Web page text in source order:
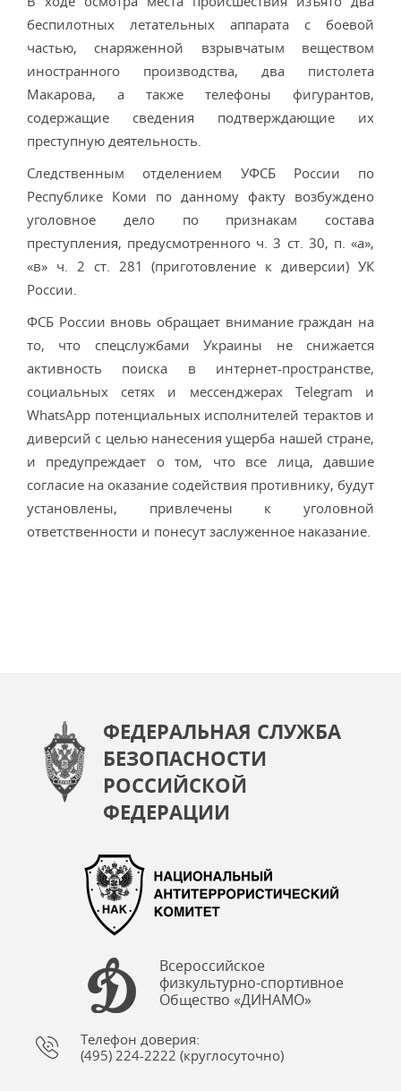
беспилотных летательных аппарата с боевой
частью, снаряженной взрывчатым веществом
иностранного производства, два пистолета
Макарова, а также телефоны фигурантов,
содержащие сведения подтверждающие их
преступную деятельность.
Следственным отделением УФСБ России по
Республике Коми по данному факту возбуждено
уголовное дело по признакам состава
преступления, предусмотренного ч. 3 ст. 30, п. «а»,
«в» ч. 2 ст. 281 (приготовление к диверсии) УК
России.
ФСБ России вновь обращает внимание граждан на
то, что спецслужбами Украины не снижается
активность поиска в интернет-пространстве,
социальных сетях и мессенджерах Telegram и
WhatsApp потенциальных исполнителей терактов и
диверсий с целью нанесения ущерба нашей стране,
и предупреждает о том, что все лица, давшие
согласие на оказание содействия противнику, будут
установлены, привлечены к уголовной
ответственности и понесут заслуженное наказание.
ФЕДЕРАЛЬНАЯ СЛУЖБА
БЕЗОПАСНОСТИ
РОССИЙСКОЙ
ФЕДЕРАЦИИ
Всероссийское
физкультурно-спортивное
Общество «ДИНАМО»
Телефон доверия:
(495) 224-2222 (круглосуточно)